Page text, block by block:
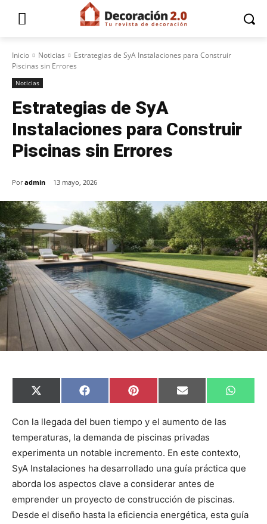
Inicio Noticias
Estrategias de SyA Instalaciones para Construir
Piscinas sin Errores
Noticias
Estrategias de SyA
Instalaciones para Construir
Piscinas sin Errores
Por admin 13 mayo, 2026
C
o
p
r
t
i
r
e
n
X
(
w
t
t
e
r
)
C
o
p
r
t
i
r
e
n
F
a
e
o
o
k
C
o
p
r
t
i
r
e
n
P
i
t
e
r
e
s
t
C
o
p
r
t
i
r
e
n
E
m
i
C
o
t
i
r
e
W
h
p
p
Con la llegada del buen tiempo y el aumento de las
temperaturas, la demanda de piscinas privadas
experimenta un notable incremento. En este contexto,
SyA Instalaciones ha desarrollado una guía práctica que
aborda los aspectos clave a considerar antes de
emprender un proyecto de construcción de piscinas.
Desde el diseño hasta la eficiencia energética, esta guía